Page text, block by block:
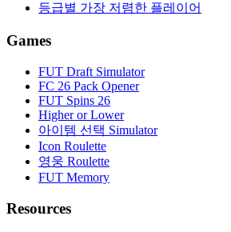
등급별 가장 저렴한 플레이어
Games
FUT Draft Simulator
FC 26 Pack Opener
FUT Spins 26
Higher or Lower
아이템 선택 Simulator
Icon Roulette
영웅 Roulette
FUT Memory
Resources